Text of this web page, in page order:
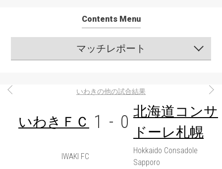
Contents Menu
マッチレポート
いわきの他の試合結果
いわきＦＣ 1 - 0
北海道コンサ
ドーレ札幌
IWAKI FC
Hokkaido Consadole
Sapporo